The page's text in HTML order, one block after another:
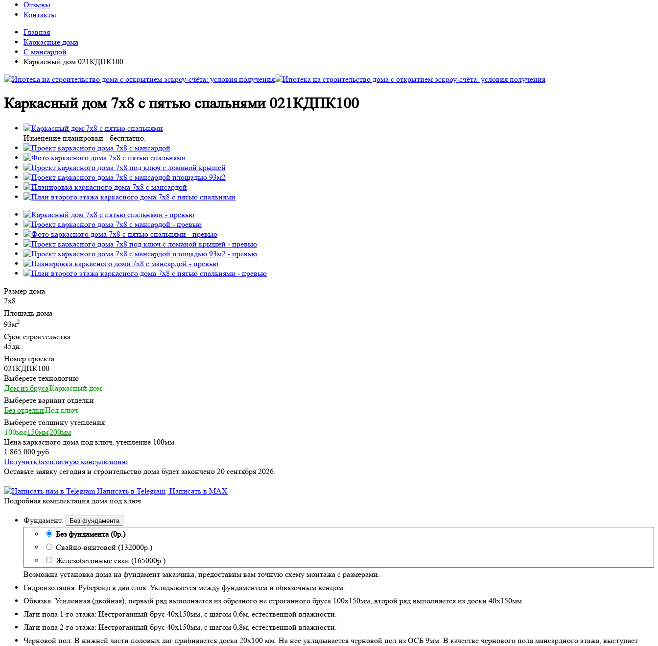
Отзывы
Контакты
Главная
Каркасные дома
С мансардой
Каркасный дом 021КДПК100
Каркасный дом 7х8 с пятью спальнями 021КДПК100
Изменение планировки - бесплатно.
Размер дома
7х8
Площадь дома
93м2
Срок строительства
45дн.
Номер проекта
021КДПК100
Выберете технологию
Дом из брусаКаркасный дом
Выберете вариант отделки
Без отделкиПод ключ
Выберете толщину утепления
100мм 150мм200мм
Цена каркасного дома под ключ, утепление 100мм
1 865 000 руб.
Получить бесплатную консультацию
Оставьте заявку сегодня и строительство дома будет закончено 20 сентября 2026.
Написать в Telegram Написать в MAX
Подробная комплектация дома под ключ
Фундамент: Без фундамента
Без фундамента (0р.)
Свайно-винтовой (132000р.)
Железобетонные сваи (165000р.)
Возможна установка дома на фундамент заказчика, предоставим вам точную схему монтажа с размерами.
Гидроизоляция: Рубероид в два слоя. Укладывается между фундаментом и обвязочным венцом.
Обвязка: Усиленная (двойная), первый ряд выполняется из обрезного не строганного бруса 100х150мм, второй ряд выполняется из доски 40х150мм.
Лаги пола 1-го этажа: Нестроганный брус 40х150мм, с шагом 0,6м, естественной влажности.
Лаги пола 2-го этажа: Нестроганный брус 40х150мм, с шагом 0,8м, естественной влажности.
Черновой пол: В нижней части половых лаг прибивается доска 20х100 мм. На неё укладывается черновой пол из ОСБ 9мм. В качестве чернового пола мансардного этажа, выступает